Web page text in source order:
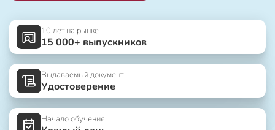
10 лет на рынке
15 000+ выпускников
Выдаваемый документ
Удостоверение
Начало обучения